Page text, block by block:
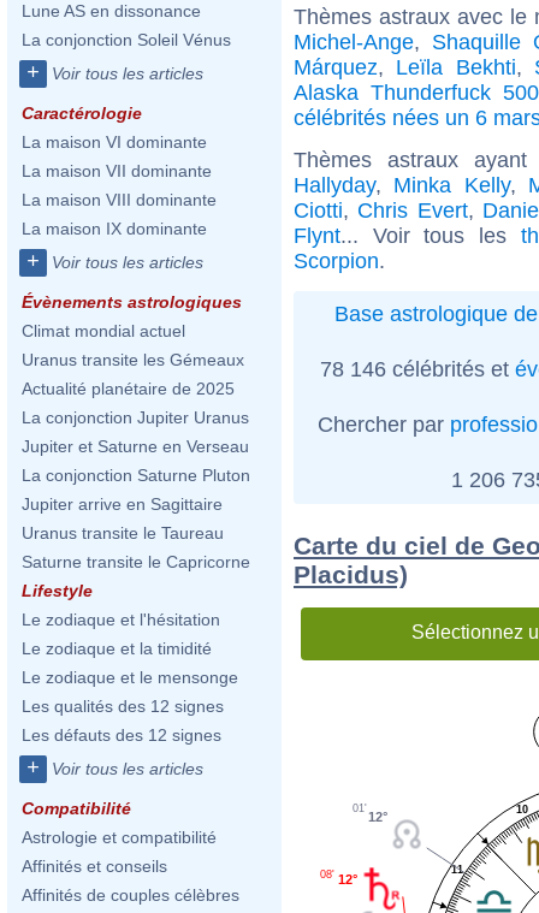
Lune AS en dissonance
La conjonction Soleil Vénus
+ Voir tous les articles
Caractérologie
La maison VI dominante
La maison VII dominante
La maison VIII dominante
La maison IX dominante
+ Voir tous les articles
Évènements astrologiques
Climat mondial actuel
Uranus transite les Gémeaux
Actualité planétaire de 2025
La conjonction Jupiter Uranus
Jupiter et Saturne en Verseau
La conjonction Saturne Pluton
Jupiter arrive en Sagittaire
Uranus transite le Taureau
Saturne transite le Capricorne
Lifestyle
Le zodiaque et l'hésitation
Le zodiaque et la timidité
Le zodiaque et le mensonge
Les qualités des 12 signes
Les défauts des 12 signes
+ Voir tous les articles
Compatibilité
Astrologie et compatibilité
Affinités et conseils
Affinités de couples célèbres
Thèmes astraux avec
Michel-Ange, Shaquille
Márquez, Leïla Bekhti,
Alaska Thunderfuck
célébrités nées un 6
Thèmes astraux
Hallyday, Minka Kelly,
Ciotti, Chris Evert,
Flynt... Voir tous les
Scorpion.
Base astrologique
78 146 célébrités et
Chercher par
1 206
Carte du ciel de
Placidus)
Sélectionnez
10
11
12°
01'
12°
08'